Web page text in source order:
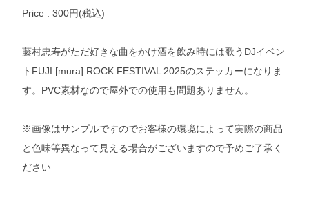
Price : 300円(税込)
藤村忠寿がただ好きな曲をかけ酒を飲み時には歌うDJイベン
トFUJI [mura] ROCK FESTIVAL 2025のステッカーになりま
す。PVC素材なので屋外での使用も問題ありません。
※画像はサンプルですのでお客様の環境によって実際の商品
と色味等異なって見える場合がございますので予めご了承く
ださい